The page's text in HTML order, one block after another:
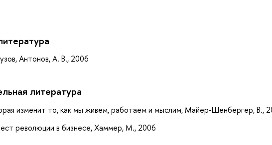
Антонов, А. В., 2006
литература
изменит то, как мы живем, работаем и мыслим, Майер-Шенбергер, В.,
революции в бизнесе, Хаммер, М., 2006